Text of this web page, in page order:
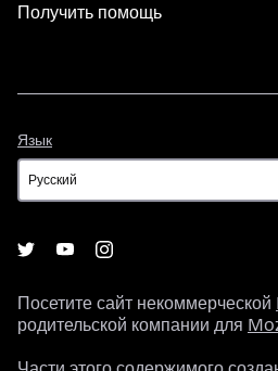
Получить помощь
Язык
Посетите сайт некоммерческой
родительской компании для